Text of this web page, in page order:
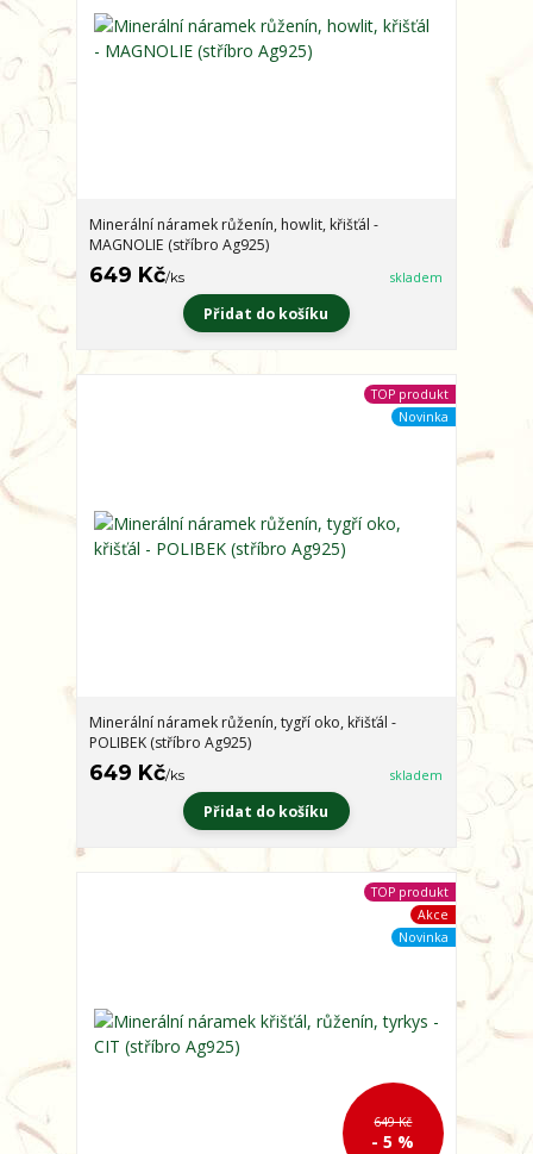
Minerální náramek růženín, howlit, křišťál -
MAGNOLIE (stříbro Ag925)
649 Kč/ks skladem
Přidat do košíku
TOP produkt
Novinka
Minerální náramek růženín, tygří oko, křišťál -
POLIBEK (stříbro Ag925)
649 Kč/ks skladem
Přidat do košíku
TOP produkt
Akce
Novinka
649 Kč
- 5 %